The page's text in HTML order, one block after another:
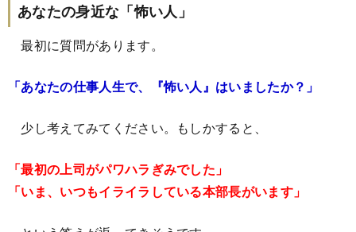
あなたの身近な「怖い人」
最初に質問があります。
「あなたの仕事人生で、『怖い人』はいましたか？」
少し考えてみてください。もしかすると、
「最初の上司がパワハラぎみでした」
「いま、いつもイライラしている本部長がいます」